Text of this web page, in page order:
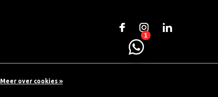
Meer over cookies »